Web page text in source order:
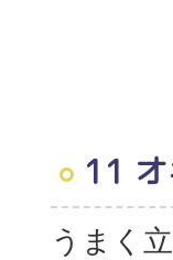
11
うまく